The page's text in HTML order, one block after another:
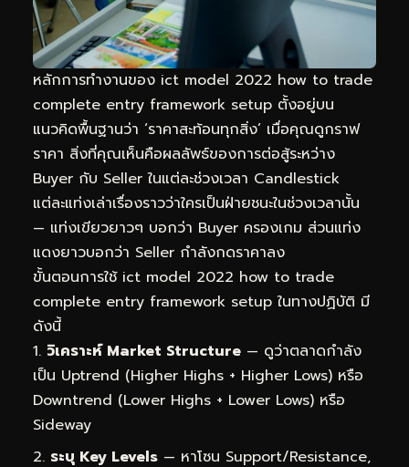
หลักการทำงานของ ict model 2022 how to trade
complete entry framework setup ตั้งอยู่บน
แนวคิดพื้นฐานว่า ‘ราคาสะท้อนทุกสิ่ง’ เมื่อคุณดูกราฟ
ราคา สิ่งที่คุณเห็นคือผลลัพธ์ของการต่อสู้ระหว่าง
Buyer กับ Seller ในแต่ละช่วงเวลา Candlestick
แต่ละแท่งเล่าเรื่องราวว่าใครเป็นฝ่ายชนะในช่วงเวลานั้น
— แท่งเขียวยาวๆ บอกว่า Buyer ครองเกม ส่วนแท่ง
แดงยาวบอกว่า Seller กำลังกดราคาลง
ขั้นตอนการใช้ ict model 2022 how to trade
complete entry framework setup ในทางปฏิบัติ มี
ดังนี้
วิเคราะห์ Market Structure — ดูว่าตลาดกำลัง
เป็น Uptrend (Higher Highs + Higher Lows) หรือ
Downtrend (Lower Highs + Lower Lows) หรือ
Sideway
ระบุ Key Levels — หาโซน Support/Resistance,